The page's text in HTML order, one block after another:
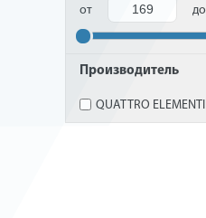
от до
Производитель
QUATTRO ELEMENTI